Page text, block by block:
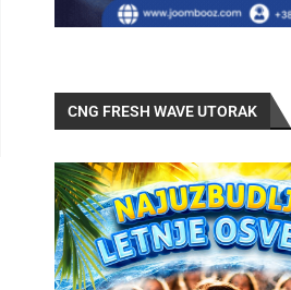
CNG FRESH WAVE UTORAK